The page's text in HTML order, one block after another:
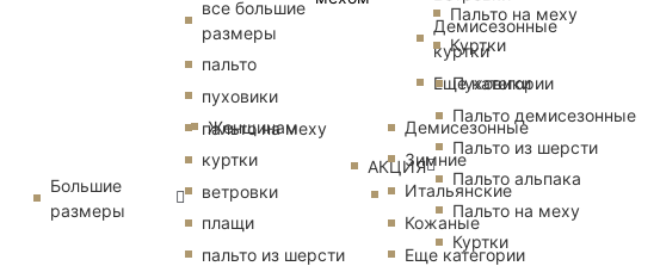
Женщинам
Демисезонные
куртки
Еще категории
Демисезонные
Зимние
Итальянские
Кожаные
Еще категории
Большие
размеры
все большие
размеры
пальто
пуховики
пальто на меху
куртки
ветровки
плащи
пальто из шерсти
Пальто на меху
Куртки
АКЦИЯ
Пуховики
Пальто демисезонные
Пальто из шерсти
Пальто альпака
Пальто на меху
Куртки